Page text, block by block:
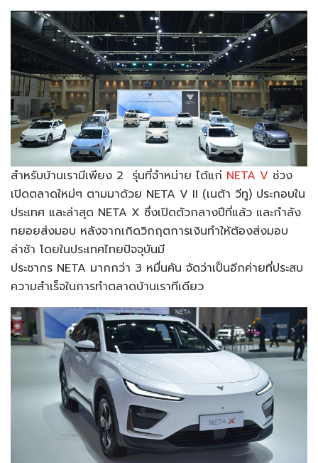
สำหรับบ้านเรามีเพียง 2 รุ่นที่จำหน่าย ได้แก่ NETA V ช่วง
เปิดตลาดใหม่ๆ ตามมาด้วย NETA V II (เนต้า วีทู) ประกอบใน
ประเทศ และล่าสุด NETA X ซึ่งเปิดตัวกลางปีที่แล้ว และกำลัง
ทยอยส่งมอบ หลังจากเกิดวิกฤตการเงินทำให้ต้องส่งมอบ
ล่าช้า โดยในประเทศไทยปัจจุบันมี
ประชากร NETA มากกว่า 3 หมื่นคัน จัดว่าเป็นอีกค่ายที่ประสบ
ความสำเร็จในการทำตลาดบ้านเราทีเดียว